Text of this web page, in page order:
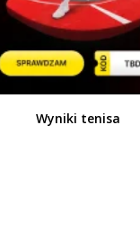
Wyniki tenisa